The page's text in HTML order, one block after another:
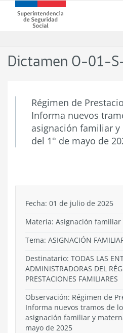
contenido
Superintendencia
de
-
Dictamen O-01-
Régimen de
Informa nuevos
asignación familiar
del 1° de mayo de
Fecha: 01 de julio de 2025
Materia: Asignación
Tema: ASIGNACIÓN
Destinatario: TODAS LAS
ADMINISTRADORAS DEL
PRESTACIONES FAMILIARES
Observación: Régimen de
Informa nuevos tramos de
asignación familiar y
mayo de 2025